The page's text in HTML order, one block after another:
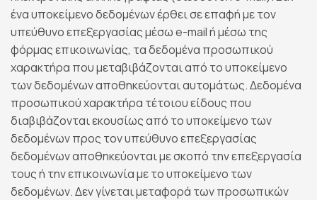
ένα υποκείμενο δεδομένων έρθει σε επαφή με τον
υπεύθυνο επεξεργασίας μέσω e-mail ή μέσω της
φόρμας επικοινωνίας, τα δεδομένα προσωπικού
χαρακτήρα που μεταβιβάζονται από το υποκείμενο
των δεδομένων αποθηκεύονται αυτομάτως. Δεδομένα
προσωπικού χαρακτήρα τέτοιου είδους που
διαβιβάζονται εκουσίως από το υποκείμενο των
δεδομένων προς τον υπεύθυνο επεξεργασίας
δεδομένων αποθηκεύονται με σκοπό την επεξεργασία
τους ή την επικοινωνία με το υποκείμενο των
δεδομένων. Δεν γίνεται μεταφορά των προσωπικών